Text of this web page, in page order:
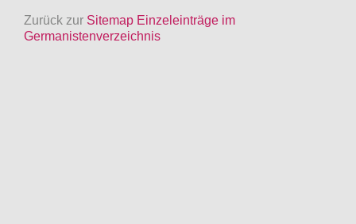
Zurück zur Sitemap Einzeleinträge im
Germanistenverzeichnis